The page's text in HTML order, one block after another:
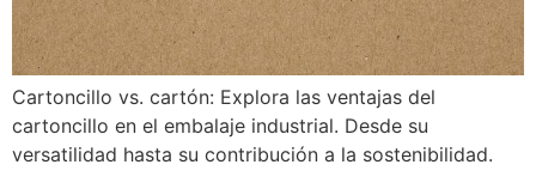
Cartoncillo vs. cartón: Explora las ventajas del
cartoncillo en el embalaje industrial. Desde su
versatilidad hasta su contribución a la sostenibilidad.